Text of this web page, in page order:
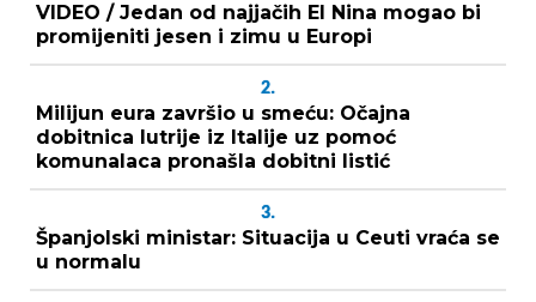
VIDEO / Jedan od najjačih El Nina mogao bi
promijeniti jesen i zimu u Europi
2.
Milijun eura završio u smeću: Očajna
dobitnica lutrije iz Italije uz pomoć
komunalaca pronašla dobitni listić
3.
Španjolski ministar: Situacija u Ceuti vraća se
u normalu